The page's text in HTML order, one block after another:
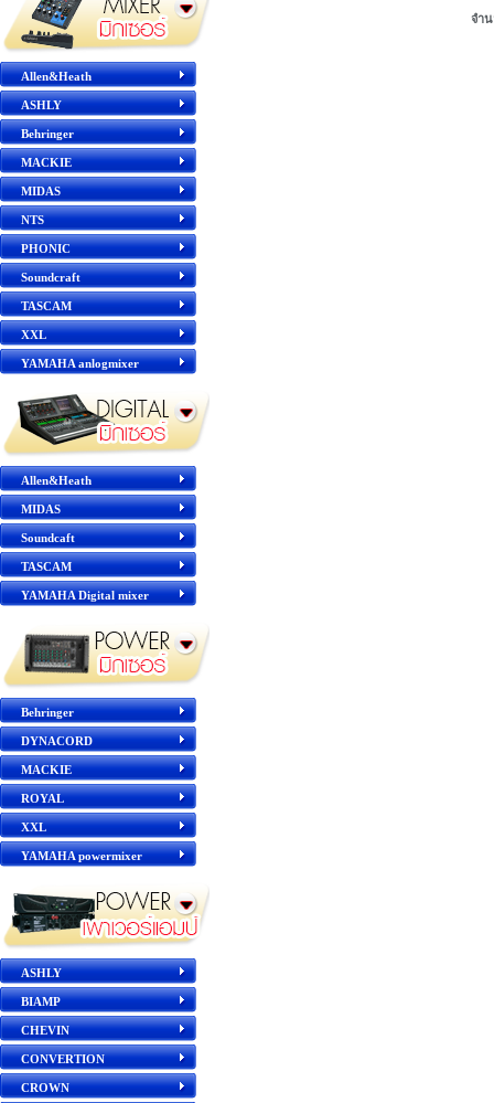
Allen&Heath
ASHLY
Behringer
MACKIE
MIDAS
NTS
PHONIC
Soundcraft
TASCAM
XXL
YAMAHA anlogmixer
Allen&Heath
MIDAS
Soundcaft
TASCAM
YAMAHA Digital mixer
Behringer
DYNACORD
MACKIE
ROYAL
XXL
YAMAHA powermixer
ASHLY
BIAMP
CHEVIN
CONVERTION
CROWN
จำ